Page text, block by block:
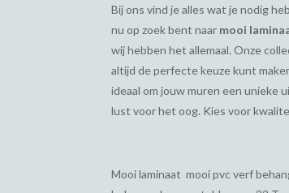
Bij ons vind je alles wat je nodig
nu op zoek bent naar mooi
wij hebben het allemaal. Onze
altijd de perfecte keuze kunt
ideaal om jouw muren een
lust voor het oog. Kies voor
Mooi laminaat mooi pvc verf